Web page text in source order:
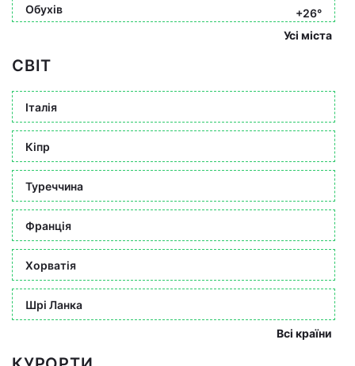
Обухів
+26°
Усі міста
СВІТ
Італія
Кіпр
Туреччина
Франція
Хорватія
Шрі Ланка
Всі країни